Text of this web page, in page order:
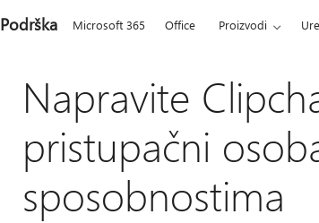
Podrška Microsoft 365 Office Proizvodi
Napravite
pristupačni
sposobnostima